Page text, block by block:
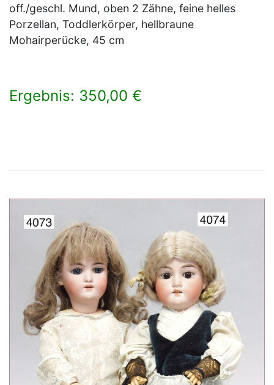
off./geschl. Mund, oben 2 Zähne, feine helles
Porzellan, Toddlerkörper, hellbraune
Mohairperücke, 45 cm
Ergebnis: 350,00 €